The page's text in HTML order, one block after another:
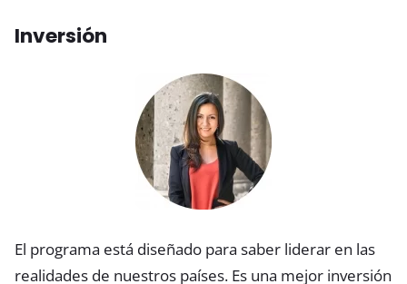
Inversión
El programa está diseñado para saber liderar en las
realidades de nuestros países. Es una mejor inversión